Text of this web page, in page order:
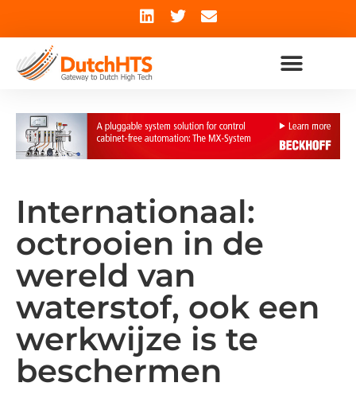
Internationaal:
octrooien in de
wereld van
waterstof, ook een
werkwijze is te
beschermen